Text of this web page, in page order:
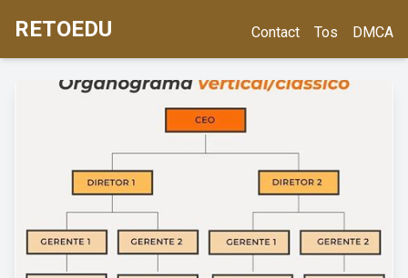
RETOEDU Contact Tos DMCA